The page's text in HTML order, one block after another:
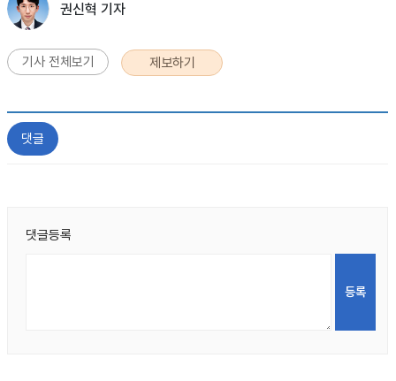
권신혁 기자
기사 전체보기 제보하기
댓글
댓글등록